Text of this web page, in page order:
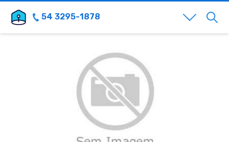
54 3295-1878